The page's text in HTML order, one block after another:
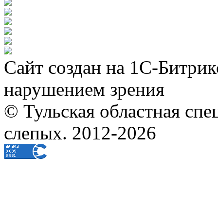
Сайт создан на 1С-
нарушением зрения
© Тульская областная
слепых. 2012-2026